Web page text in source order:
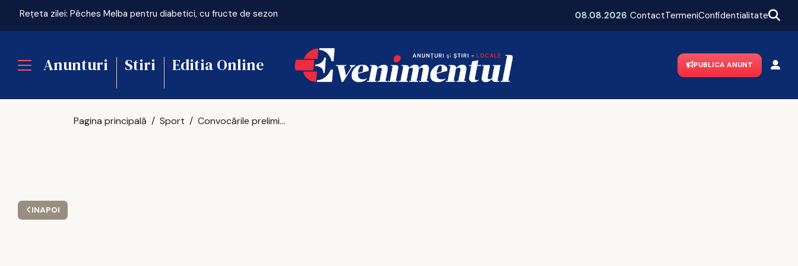
Rețeta zilei: Pêches Melba pentru diabetici, cu fructe de sezon Istanbul domină Europa la zboruri directe. Unde e Bucureștiul „Vă dau flori din soare, doamnă!”
08.08.2026 ContactTermeniConfidentialitate
Anunturi Stiri Editia Online PUBLICA ANUNT
INAPOI
Pagina principală Sport Convocările preliminare pentru meciurile naționalei cu Austria și Cipru